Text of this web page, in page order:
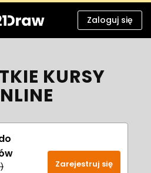
Zaloguj się
KURSY
Zarejestruj się